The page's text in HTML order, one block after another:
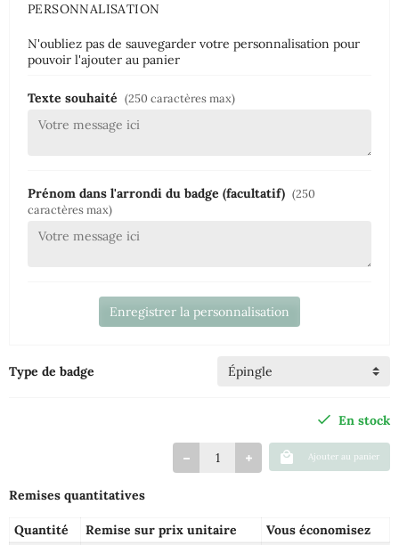
PERSONNALISATION
N'oubliez pas de sauvegarder votre personnalisation pour
pouvoir l'ajouter au panier
Texte souhaité (250 caractères max)
Prénom dans l'arrondi du badge (facultatif) (250
caractères max)
Enregistrer la personnalisation
Type de badge
En stock
Ajouter au panier
Remises quantitatives
Quantité Remise sur prix unitaire
Vous économisez